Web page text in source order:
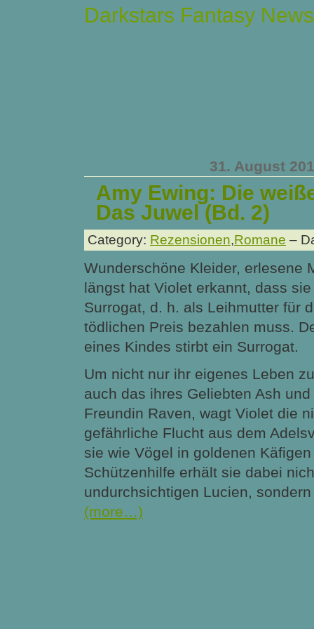
Darkstars Fantasy News
31. August
Amy Ewing: Die
Das Juwel (Bd. 2)
Category: Rezensionen,Romane –
Wunderschöne Kleider, erlesene
längst hat Violet erkannt, dass
Surrogat, d. h. als Leihmutter für
tödlichen Preis bezahlen muss.
eines Kindes stirbt ein Surrogat.
Um nicht nur ihr eigenes Leben
auch das ihres Geliebten Ash
Freundin Raven, wagt Violet die
gefährliche Flucht aus dem
sie wie Vögel in goldenen
Schützenhilfe erhält sie dabei
undurchsichtigen Lucien,
(more…)